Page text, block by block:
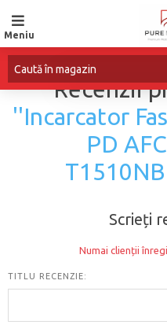
Meniu
Recenzii
Incarcator
PD
Scrieți
Numai clienții
TITLU RECENZIE: